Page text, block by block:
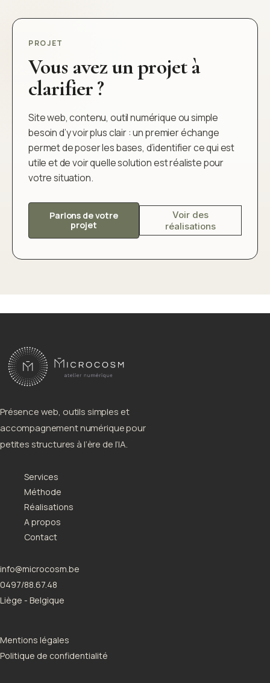
PROJET
Vous avez un projet à
clarifier ?
Site web, contenu, outil numérique ou simple
besoin d’y voir plus clair : un premier échange
permet de poser les bases, d’identifier ce qui est
utile et de voir quelle solution est réaliste pour
votre situation.
Parlons de votre
projet
Voir des
réalisations
Présence web, outils simples et
accompagnement numérique pour
petites structures à l’ère de l’IA.
Services
Méthode
Réalisations
A propos
Contact
info@microcosm.be
0497/88.67.48
Liège - Belgique
Mentions légales
Politique de confidentialité